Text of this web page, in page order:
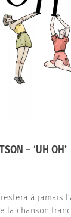
– ‘UH OH’
à jamais
la chanson